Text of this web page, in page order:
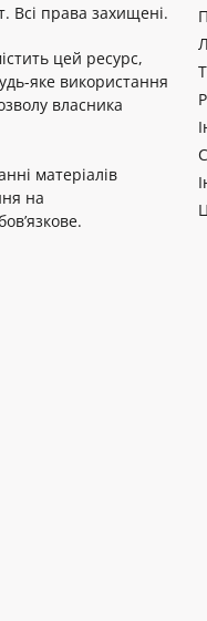
Всі права захищені.
цей ресурс,
яке використання
власника
матеріалів
на